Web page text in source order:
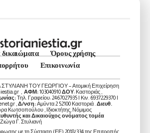
Όρους χρήσης
Επικοινωνία
ΣΤΥΛΙΑΝΗ ΤΟΥ ΓΕΩΡΓΙΟΥ – Ατομική Επιχείρηση
, ΑΦΜ:103040910ΔΟΥ: Καστοριάς ,
Τηλ. Γραφείου: 2467027935 | Κιν. 6937229370 |
, Δ/νση:Αμύντα 2 52100 Καστοριά . Διευθ.
Κωτσοπούλου , Ιδιοκτήτης, Νόμιμος
και Δικαιούχος ονόματος τομέα
Ζιώγα Γ. Στυλιανή
με τη Σύσταση (ΕΕ) 2018/334 της Επιτροπής